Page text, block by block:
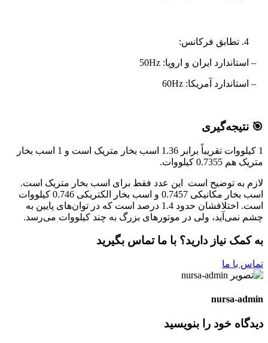
تطابق فرکانس:
– استاندارد ایران و اروپا: 50Hz
– استاندارد آمریکا: 60Hz
🎯 نتیجه‌گیری
1 کیلووات تقریباً برابر 1.36 اسب بخار متریک است و 1 اسب بخار
متریک هم 0.7355 کیلووات.
لازم به توضیح است این عدد فقط برای اسب بخار متریک است.
اسب بخار مکانیکی 0.7457 و اسب بخار الکتریکی 0.746 کیلووات
است. اختلافشان حدود 1.4 درصد است که در توان‌های پایین به
چشم نمی‌آید، ولی در موتورهای بزرگ به چند کیلووات می‌رسد.
به کمک نیاز دارید؟ با ما تماس بگیرید
تماس با ما
nursa-admin
دیدگاه‌ خود را بنویسید